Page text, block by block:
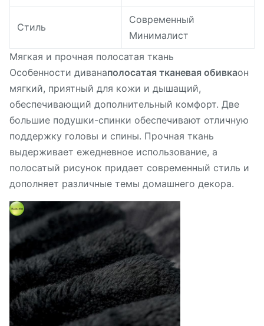
Стиль
Современный
Минималист
Мягкая и прочная полосатая ткань
Особенности диванаполосатая тканевая обивкаон
мягкий, приятный для кожи и дышащий,
обеспечивающий дополнительный комфорт. Две
большие подушки-спинки обеспечивают отличную
поддержку головы и спины. Прочная ткань
выдерживает ежедневное использование, а
полосатый рисунок придает современный стиль и
дополняет различные темы домашнего декора.